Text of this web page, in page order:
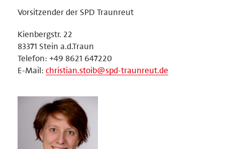
Vorsitzender der SPD Traunreut
Kienbergstr. 22
83371 Stein a.d.Traun
Telefon: +49 8621 647220
E-Mail: christian.stoib@spd-traunreut.de